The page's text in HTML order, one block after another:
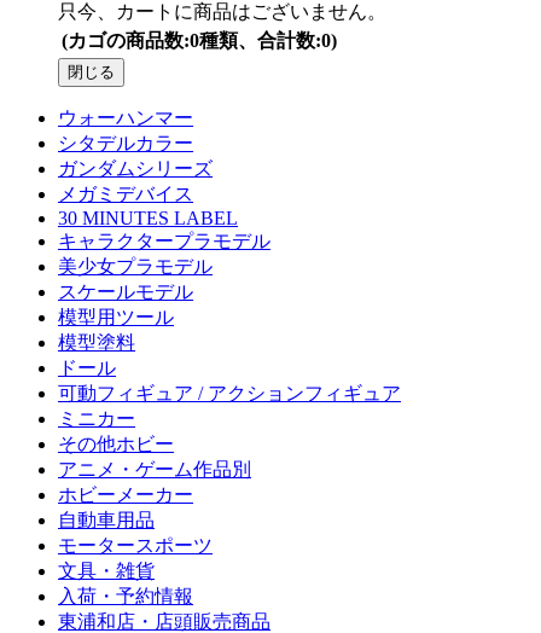
只今、カートに商品はございません。
(カゴの商品数:0種類、合計数:0)
閉じる
ウォーハンマー
シタデルカラー
ガンダムシリーズ
メガミデバイス
30 MINUTES LABEL
キャラクタープラモデル
美少女プラモデル
スケールモデル
模型用ツール
模型塗料
ドール
可動フィギュア / アクションフィギュア
ミニカー
その他ホビー
アニメ・ゲーム作品別
ホビーメーカー
自動車用品
モータースポーツ
文具・雑貨
入荷・予約情報
東浦和店・店頭販売商品